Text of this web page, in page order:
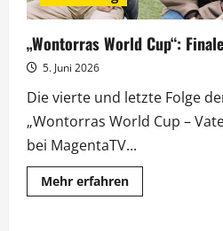
„Wontorras World Cup“:
5. Juni 2026
Die vierte und letzte Folge
„Wontorras World Cup –
bei MagentaTV...
Mehr erfahrenMehr
Informationen